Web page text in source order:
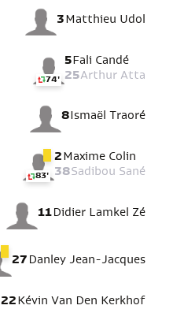
Matthieu Udol
3
Fali Candé
5
Arthur Atta
25
74'
Ismaël Traoré
8
Maxime Colin
2
Sadibou Sané
38
83'
Didier Lamkel Zé
11
Danley Jean-Jacques
27
Kévin Van Den Kerkhof
22